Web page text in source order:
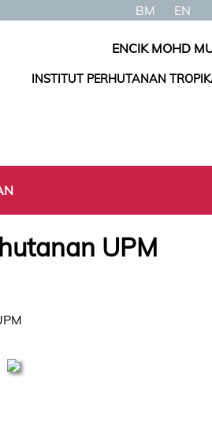
BM EN
ENCIK MOHD
INSTITUT PERHUTANAN
UPM